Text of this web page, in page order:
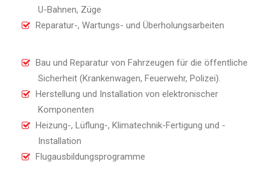
U-Bahnen, Züge
Reparatur-, Wartungs- und Überholungsarbeiten
Bau und Reparatur von Fahrzeugen für die öffentliche
Sicherheit (Krankenwagen, Feuerwehr, Polizei).
Herstellung und Installation von elektronischer
Komponenten
Heizung-, Lüflung-, Klimatechnik-Fertigung und -
Installation
Flugausbildungsprogramme